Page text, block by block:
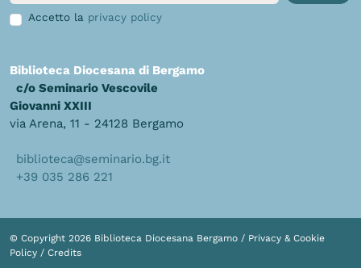
Accetto la privacy policy
Biblioteca Diocesana di Bergamo
c/o Seminario Vescovile
Giovanni XXIII
via Arena, 11 - 24128 Bergamo
biblioteca@seminario.bg.it
+39 035 286 221
© Copyright 2026 Biblioteca Diocesana Bergamo / Privacy & Cookie
Policy / Credits